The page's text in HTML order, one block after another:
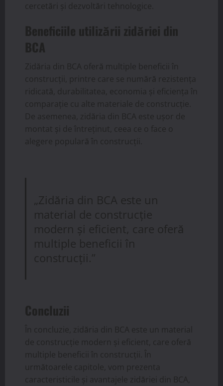
cercetări și dezvoltări tehnologice.
Beneficiile utilizării zidăriei din
BCA
Zidăria din BCA oferă multiple beneficii în
construcții, printre care se numără rezistența
ridicată, durabilitatea, economia și eficiența în
comparație cu alte materiale de construcție.
De asemenea, zidăria din BCA este ușor de
montat și de întreținut, ceea ce o face o
alegere populară în construcții.
„Zidăria din BCA este un
material de construcție
modern și eficient, care oferă
multiple beneficii în
construcții.”
Concluzii
În concluzie, zidăria din BCA este un material
de construcție modern și eficient, care oferă
multiple beneficii în construcții. În
următoarele capitole, vom prezenta
caracteristicile și avantajele zidăriei din BCA,